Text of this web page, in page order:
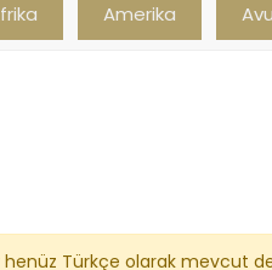
Amerika
henüz Türkçe olarak mevcut